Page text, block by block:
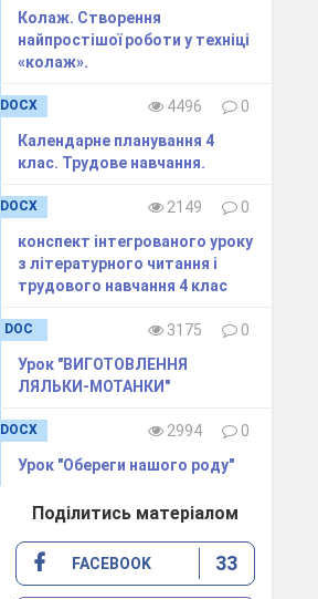
Колаж. Створення
найпростішої роботи у техніці
«колаж».
DOCX 4496
0
Календарне планування 4
клас. Трудове навчання.
DOCX 2149
0
конспект інтегрованого уроку
з літературного читання і
трудового навчання 4 клас
DOC 3175
0
Урок "ВИГОТОВЛЕННЯ
ЛЯЛЬКИ-МОТАНКИ"
DOCX 2994
0
Урок "Обереги нашого роду"
Поділитись матеріалом
FACEBOOK 33